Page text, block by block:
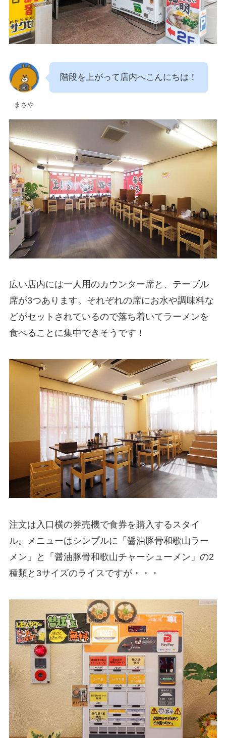
まさや
階段を上がって店内へこんにちは！
広い店内には一人用のカウンター席と、テーブル
席が3つあります。それぞれの席にお水や調味料な
どがセットされているので落ち着いてラーメンを
食べることに集中できそうです！
注文は入口横の券売機で食券を購入するスタイ
ル。メニューはシンプルに「醤油豚骨和歌山ラー
メン」と「醤油豚骨和歌山チャーシューメン」の2
種類と3サイズのライスですが・・・